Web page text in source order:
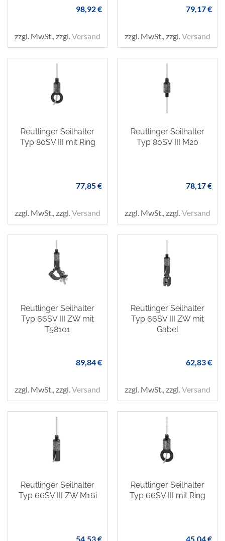
98,92 €
zzgl. MwSt., zzgl.Versand
79,17 €
zzgl. MwSt., zzgl.Versand
Reutlinger Seilhalter
Typ 80SV III mit Ring
77,85 €
zzgl. MwSt., zzgl.Versand
Reutlinger Seilhalter
Typ 80SV III M20
78,17 €
zzgl. MwSt., zzgl.Versand
Reutlinger Seilhalter
Typ 66SV III ZW mit
T58101
89,84 €
zzgl. MwSt., zzgl.Versand
Reutlinger Seilhalter
Typ 66SV III ZW mit
Gabel
62,83 €
zzgl. MwSt., zzgl.Versand
Reutlinger Seilhalter
Typ 66SV III ZW M16i
54,53 €
Reutlinger Seilhalter
Typ 66SV III mit Ring
45,04 €